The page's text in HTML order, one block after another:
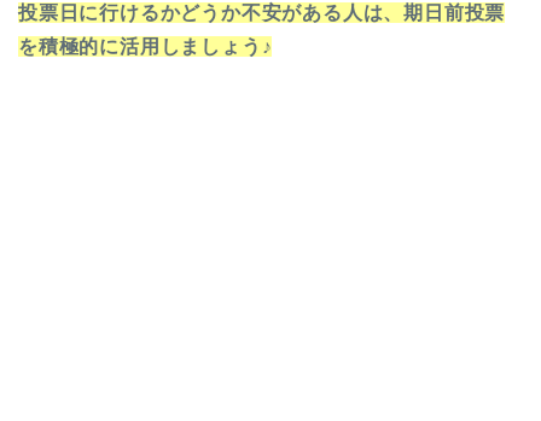
投票日に行けるかどうか不安がある人は、期日前投票
を積極的に活用しましょう♪